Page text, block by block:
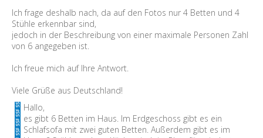
Ich frage deshalb nach, da auf den Fotos nur 4 Betten und 4
Stühle erkennbar sind,
jedoch in der Beschreibung von einer maximale Personen Zahl
von 6 angegeben ist.
Ich freue mich auf Ihre Antwort.
Viele Grüße aus Deutschland!
Hallo,
es gibt 6 Betten im Haus. Im Erdgeschoss gibt es ein
Schlafsofa mit zwei guten Betten. Außerdem gibt es im